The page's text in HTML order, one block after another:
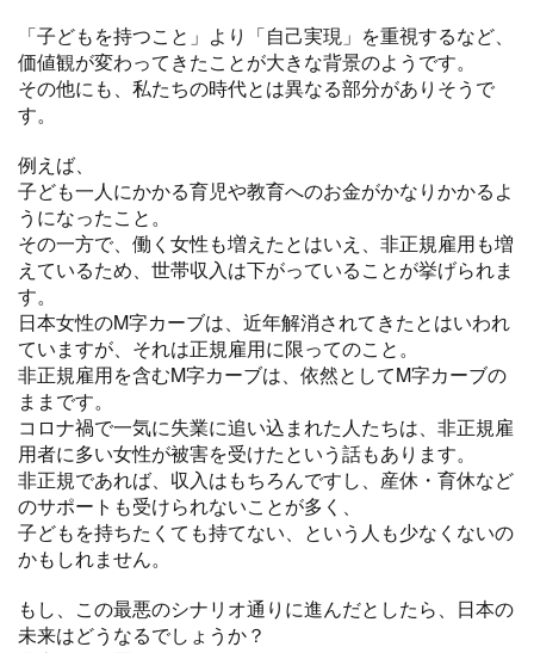
「子どもを持つこと」より「自己実現」を重視するなど、
価値観が変わってきたことが大きな背景のようです。
その他にも、私たちの時代とは異なる部分がありそうで
す。
例えば、
子ども一人にかかる育児や教育へのお金がかなりかかるよ
うになったこと。
その一方で、働く女性も増えたとはいえ、非正規雇用も増
えているため、世帯収入は下がっていることが挙げられま
す。
日本女性のM字カーブは、近年解消されてきたとはいわれ
ていますが、それは正規雇用に限ってのこと。
非正規雇用を含むM字カーブは、依然としてM字カーブの
ままです。
コロナ禍で一気に失業に追い込まれた人たちは、非正規雇
用者に多い女性が被害を受けたという話もあります。
非正規であれば、収入はもちろんですし、産休・育休など
のサポートも受けられないことが多く、
子どもを持ちたくても持てない、という人も少なくないの
かもしれません。
もし、この最悪のシナリオ通りに進んだとしたら、日本の
未来はどうなるでしょうか？